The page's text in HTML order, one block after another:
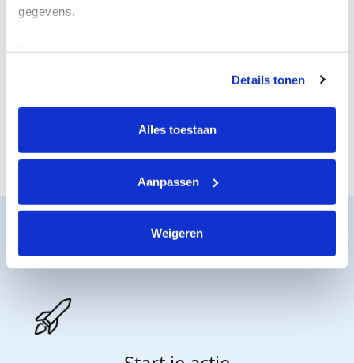
gegevens.
tonen. Je kunt je toestemming op elk moment wijzigen of
intrekken via Cookie instellingen onderaan de pagina. De
lijst met cookies is te vinden in het tabblad “details”.
Details tonen
Alles toestaan
Aanpassen
Weigeren
De juiste steun
Nieuwe
Zo werkt het